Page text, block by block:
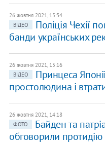
26 жовтня 2021, 15:34
ВІДЕО
Поліція Чехії
банди українських
26 жовтня 2021, 15:16
ВІДЕО
Принцеса
простолюдина і
26 жовтня 2021, 14:18
ФОТО
Байден та
обговорили протидію